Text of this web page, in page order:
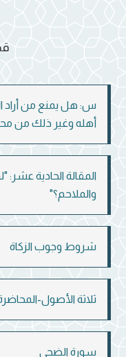
س: هل يمنع من أراد
أهله وغير ذلك من
المقالة الحادية عشر:
والملاحم؟"
شروط وجوب الزكاة
ثلاثة الأصول-
سورة الضحى